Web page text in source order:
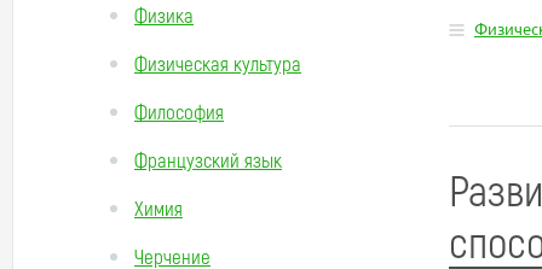
Физика
Физическая культура
Философия
Французский язык
Химия
Черчение